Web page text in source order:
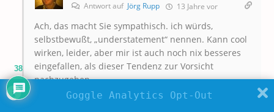
Antwort auf Jörg Rupp 13 Jahre vor
Ach, das macht Sie sympathisch. ich würds,
selbstbewußt, „understatement“ nennen. Kann cool
wirken, leider, aber mir ist auch noch nix besseres
eingefallen, als dieser Tendenz zur Vorsicht
nachzugeben.
Antworten
Goggle Analytics Opt-Out
38